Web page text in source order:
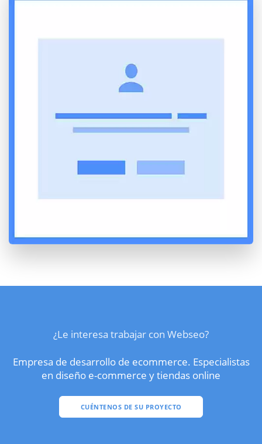
¿Le interesa trabajar con Webseo?
Empresa de desarrollo de ecommerce. Especialistas
en diseño e-commerce y tiendas online
CUÉNTENOS DE SU PROYECTO